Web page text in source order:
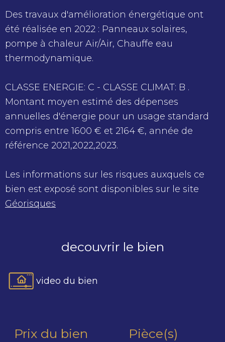
Des travaux d'amélioration énergétique ont
été réalisée en 2022 : Panneaux solaires,
pompe à chaleur Air/Air, Chauffe eau
thermodynamique.
CLASSE ENERGIE: C - CLASSE CLIMAT: B .
Montant moyen estimé des dépenses
annuelles d'énergie pour un usage standard
compris entre 1600 € et 2164 €, année de
référence 2021,2022,2023.
Les informations sur les risques auxquels ce
bien est exposé sont disponibles sur le site
Géorisques
decouvrir le bien
video du bien
Prix du bien Pièce(s)